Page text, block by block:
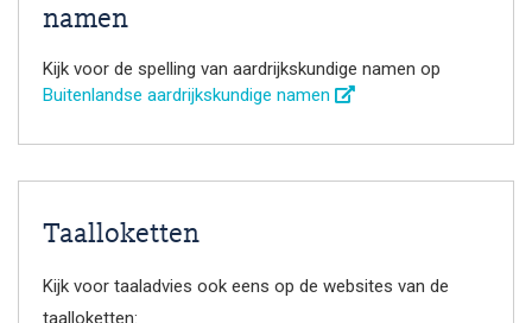
namen
Kijk voor de spelling van aardrijkskundige namen op
Buitenlandse aardrijkskundige namen
Taalloketten
Kijk voor taaladvies ook eens op de websites van de
taalloketten: